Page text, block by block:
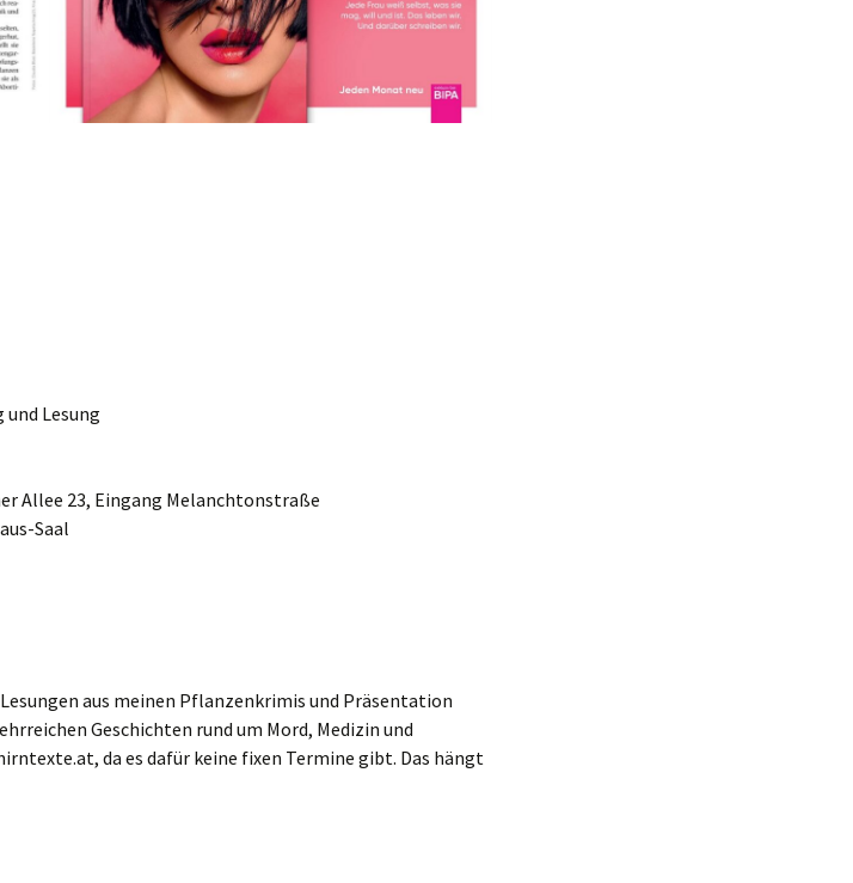
und Lesung
Allee 23, Eingang Melanchtonstraße
Saal
Lesungen aus meinen Pflanzenkrimis und Präsentation
Geschichten rund um Mord, Medizin und
da es dafür keine fixen Termine gibt. Das hängt